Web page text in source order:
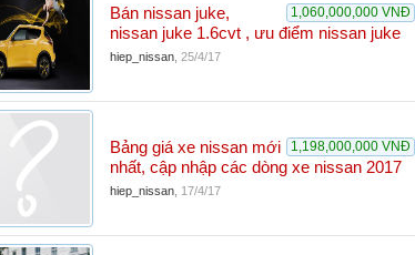
1,060,000,000 VNĐ
Bán nissan juke,
nissan juke 1.6cvt , ưu điểm nissan juke
hiep_nissan 25/4/17
1,198,000,000 VNĐ
Bảng giá xe nissan mới
nhất, cập nhập các dòng xe nissan 2017
hiep_nissan 17/4/17